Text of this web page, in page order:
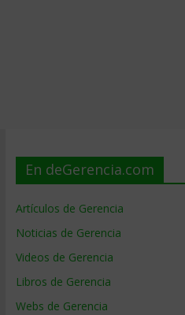
En deGerencia.com
Artículos de Gerencia
Noticias de Gerencia
Videos de Gerencia
Libros de Gerencia
Webs de Gerencia